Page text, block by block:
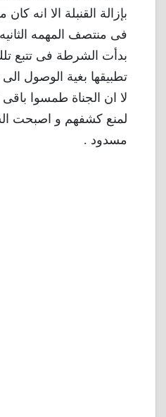
بإزالة القنبلة الا انه
فى منتصف المهمه الثانيه
بدأت الشرطة فى تتبع
تطبيقها بغية الوصول
لا ان الجناة طمسوا باقى
لمنع كشفهم و اصبحت
مسدود .